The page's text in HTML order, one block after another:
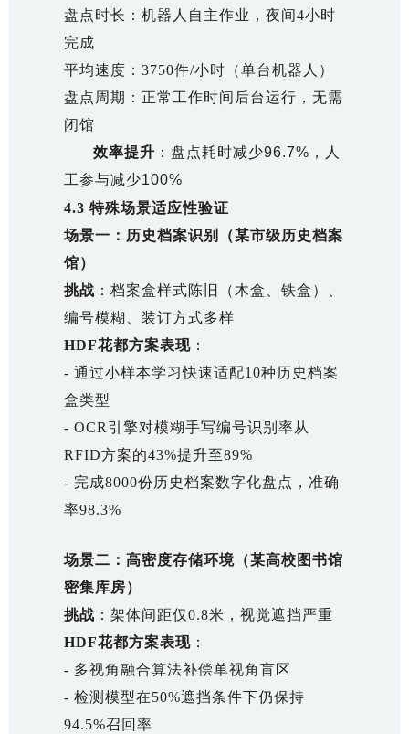
盘点时长：机器人自主作业，夜间4小时
完成
平均速度：3750件/小时（单台机器人）
盘点周期：正常工作时间后台运行，无需
闭馆
效率提升 ：盘点耗时减少96.7%，人
工参与减少100%
4.3 特殊场景适应性验证
场景一：历史档案识别（某市级历史档案
馆）
挑战 ：档案盒样式陈旧（木盒、铁盒）、
编号模糊、装订方式多样
HDF花都方案表现 ：
- 通过小样本学习快速适配10种历史档案
盒类型
- OCR引擎对模糊手写编号识别率从
RFID方案的43%提升至89%
- 完成8000份历史档案数字化盘点，准确
率98.3%
场景二：高密度存储环境（某高校图书馆
密集库房）
挑战 ：架体间距仅0.8米，视觉遮挡严重
HDF花都方案表现 ：
- 多视角融合算法补偿单视角盲区
- 检测模型在50%遮挡条件下仍保持
94.5%召回率